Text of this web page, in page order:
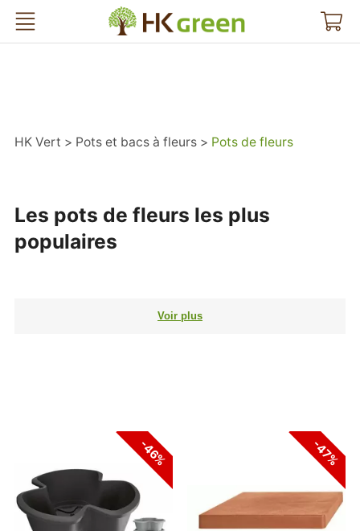
HK Vert
HK Vert Pots et bacs à fleurs Pots de fleurs
Les pots de fleurs les plus
populaires
-46% -47%